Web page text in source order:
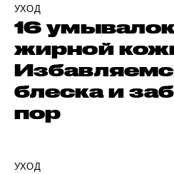
УХОД
16
жирной
блеска и
пор
УХОД